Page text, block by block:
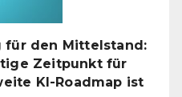
Level
heben
für den Mittelstand:
Zeitpunkt für
KI-Roadmap ist